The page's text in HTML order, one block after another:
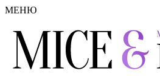
МЕНЮ